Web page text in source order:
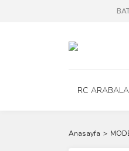
RC
Anasayfa